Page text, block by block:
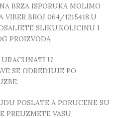
BRZA ISPORUKA MOLIMO
VIBER BROJ 064/1215418.U
SLIKU,KOLICINU I
PROIZVODA
URACUNATI U
SE ODREDJUJE PO
POSLATE A PORUCENE SU
PREUZMETE VASU